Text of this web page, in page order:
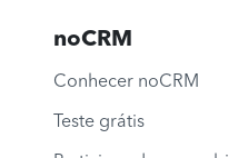
noCRM
Conhecer noCRM
Teste grátis